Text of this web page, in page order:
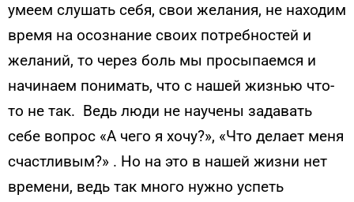
умеем слушать себя, свои желания, не находим
время на осознание своих потребностей и
желаний, то через боль мы просыпаемся и
начинаем понимать, что с нашей жизнью что-
то не так. Ведь люди не научены задавать
себе вопрос «А чего я хочу?», «Что делает меня
счастливым?» . Но на это в нашей жизни нет
времени, ведь так много нужно успеть